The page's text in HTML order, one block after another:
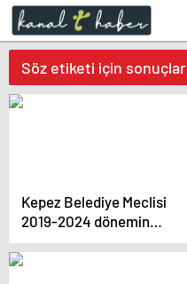
Söz etiketi için sonuçlar
Kepez Belediye Meclisi
2019-2024 döneminde
son kez toplandı